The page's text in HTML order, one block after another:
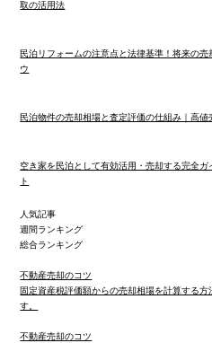
取の活用法
民泊リフォームの注意点と法律基準！将来の
ウ
民泊物件の売却相場と査定評価の仕組み｜高
空き家を民泊として有効活用・売却する完全
ト
人気記事
週間ランキング
総合ランキング
不動産売却のコツ
固定資産税評価額からの売却相場を計算する
す。
不動産売却のコツ